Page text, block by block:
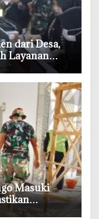
dari Desa,
Layanan
Masuki